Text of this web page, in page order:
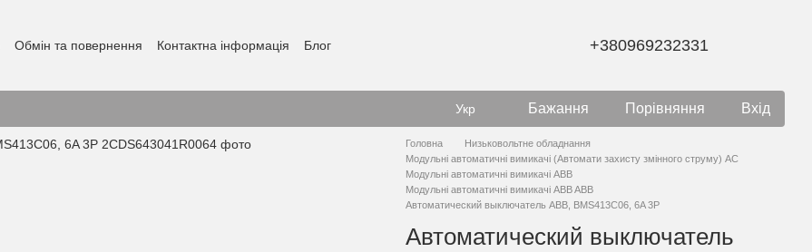
Обмін та повернення Контактна інформація Блог +380969232331
Укр Бажання Порівняння Вхід
Головна
Низьковольтне обладнання
Модульні автоматичні вимикачі (Автомати захисту змінного струму) AC
Модульні автоматичні вимикачі ABB
Модульні автоматичні вимикачі ABB ABB
Автоматический выключатель ABB, BMS413C06, 6A 3P
Автоматический выключатель